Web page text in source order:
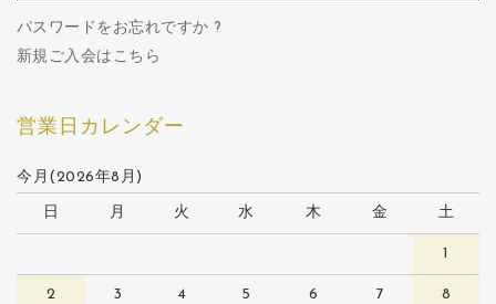
パスワードをお忘れですか ?
新規ご入会はこちら
営業日カレンダー
今月(2026年8月)
日 月 火 水 木 金 土
1
2 3 4 5 6 7 8